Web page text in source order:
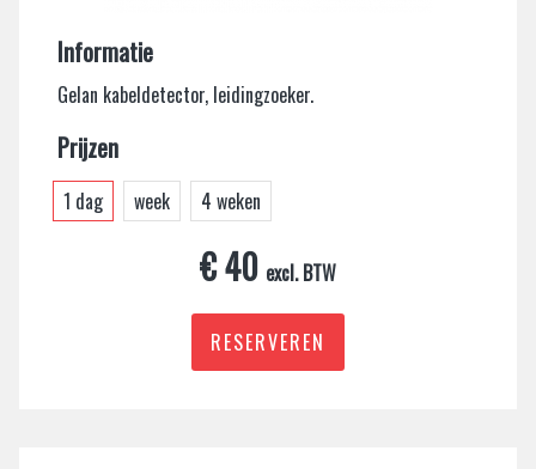
Informatie
Gelan kabeldetector, leidingzoeker.
Prijzen
1 dag week 4 weken
€ 40 excl. BTW
RESERVEREN